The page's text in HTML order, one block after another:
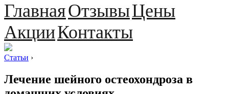
ГлавнаяОтзывыЦены
АкцииКонтакты
Статьи ›
Лечение шейного остеохондроза в